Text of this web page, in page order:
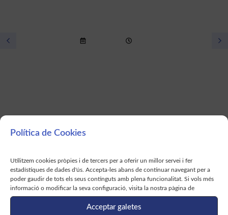
Política de Cookies
Utilitzem cookies pròpies i de tercers per a oferir un millor servei i fer
estadístiques de dades d'ús. Accepta-les abans de continuar navegant per a
poder gaudir de tots els seus continguts amb plena funcionalitat. Si vols més
informació o modificar la seva configuració, visita la nostra pàgina de
Acceptar galetes
Veure totes les activitats
Activitat Primavera